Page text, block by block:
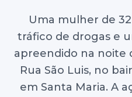
Uma mulher de
tráfico de drogas e
apreendido na noite
Rua São Luis, no
em Santa Maria. A